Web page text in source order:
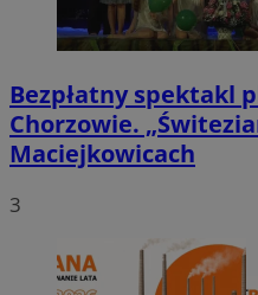
Bezpłatny spektakl
Chorzowie.
Maciejkowicach
3